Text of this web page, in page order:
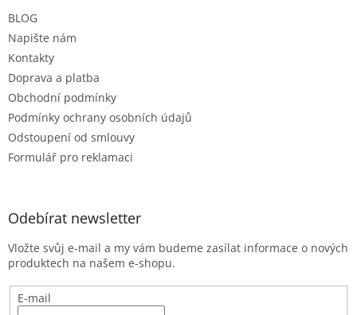
BLOG
Napište nám
Kontakty
Doprava a platba
Obchodní podmínky
Podmínky ochrany osobních údajů
Odstoupení od smlouvy
Formulář pro reklamaci
Odebírat newsletter
Vložte svůj e-mail a my vám budeme zasílat informace o nových
produktech na našem e-shopu.
E-mail